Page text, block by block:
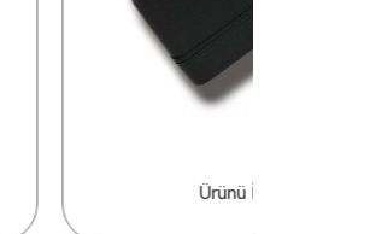
Ürünü İncele